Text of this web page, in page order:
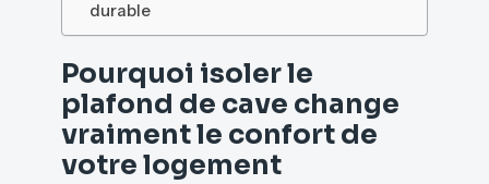
durable
Pourquoi isoler le
plafond de cave change
vraiment le confort de
votre logement